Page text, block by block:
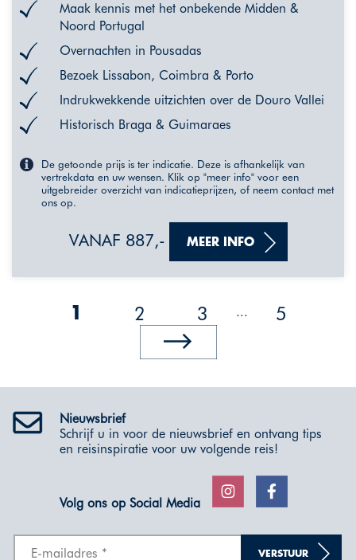
Maak kennis met het onbekende Midden &
Noord Portugal
Overnachten in Pousadas
Bezoek Lissabon, Coimbra & Porto
Indrukwekkende uitzichten over de Douro Vallei
Historisch Braga & Guimaraes
De getoonde prijs is ter indicatie. Deze is afhankelijk van
vertrekdata en uw wensen. Klik op "meer info" voor een
uitgebreider overzicht van indicatieprijzen, of neem contact met
ons op.
VANAF 887,- MEER INFO
1 2 3 ... 5
Nieuwsbrief
Schrijf u in voor de nieuwsbrief en ontvang tips
en reisinspiratie voor uw volgende reis!
Volg ons op Social Media
VERSTUUR